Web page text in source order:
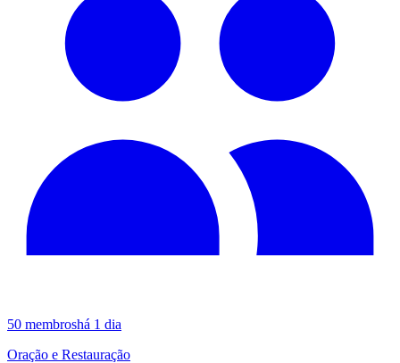
50 membroshá 1 dia
Oração e Restauração